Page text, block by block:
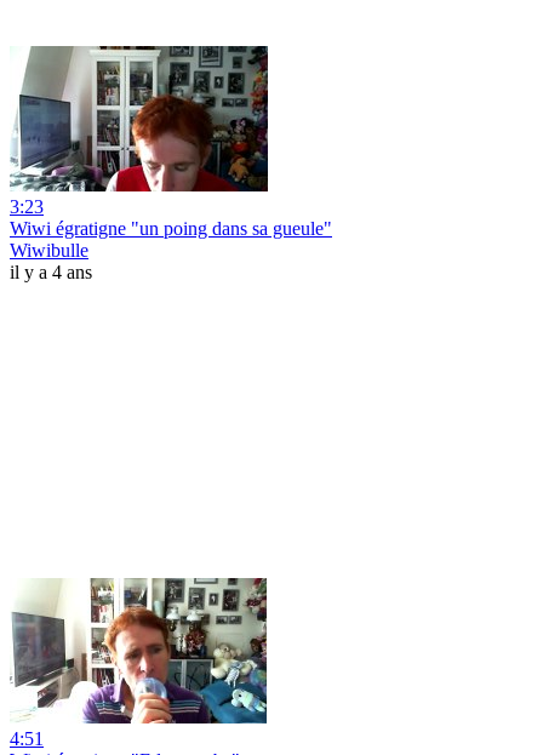
3:23
Wiwi égratigne "un poing dans sa gueule"
Wiwibulle
il y a 4 ans
4:51